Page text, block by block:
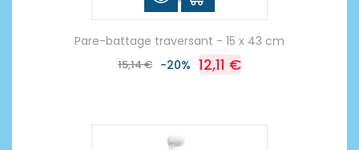
Pare-battage traversant - 15 x 43 cm
15,14 € -20% 12,11 €